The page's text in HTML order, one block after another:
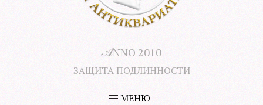
𝒜NNO 2010
ЗАЩИТА ПОДЛИННОСТИ
МЕНЮ